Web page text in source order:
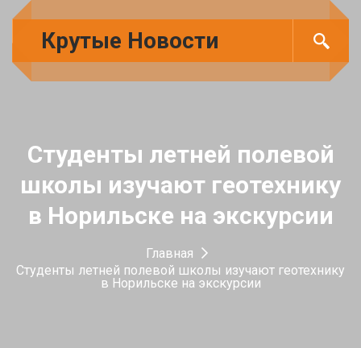
Крутые Новости
Студенты летней полевой
школы изучают геотехнику
в Норильске на экскурсии
Главная
Студенты летней полевой школы изучают геотехнику
в Норильске на экскурсии